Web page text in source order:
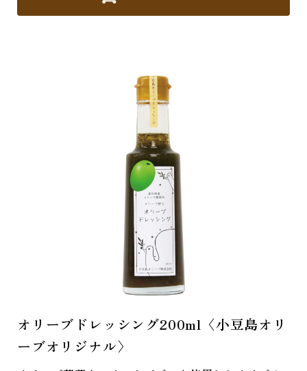
オリーブドレッシング200ml〈小豆島オリ
ーブオリジナル〉